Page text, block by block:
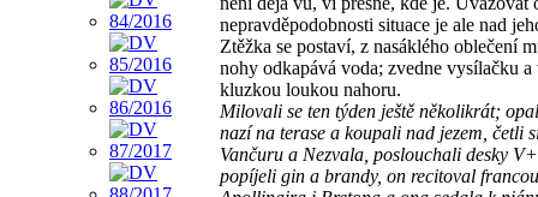
nepravděpodobnosti situace je ale nad
Ztěžka se postaví, z nasáklého oblečení
nohy odkapává voda; zvedne vysílačku
kluzkou loukou nahoru.
Milovali se ten týden ještě několikrát;
nazí na terase a koupali nad jezem, četli
Vančuru a Nezvala, poslouchali desky
popíjeli gin a brandy, on recitoval